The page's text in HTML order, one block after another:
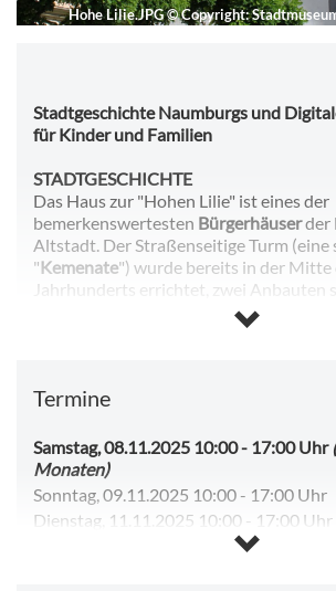
Hohe Lilie.JPG©Copyright:
Stadtgeschichte Naumburgs und
für Kinder und Familien
STADTGESCHICHTE
Das Haus zur "Hohen Lilie" ist eines der
bemerkenswertesten Bürgerhäuserder
Altstadt. Der Straßenseitige Turm (eine
"Kemenate") wurde bereits in der Mitte
Jahrhunderts errichtet, zwei Anbauten
wahrscheinlich aus dem 15.
Erweiterungsbau stammt aus der
Museum zeigt die Spuren der 750 Jahre
Exemplarisch das Werden und
bürgerlichen Kommune als sinnliches
Erlebnis erfahrbar machen.
DIGITALE SCHNITZELJAHD FÜR
Termine
Samstag, 08.11.2025 10:00- 17:00 Uhr
Monaten)
Sonntag, 09.11.2025 10:00 - 17:00 Uhr
Dienstag, 11.11.2025 10:00 - 17:00 Uhr
Mittwoch, 12.11.2025 10:00-